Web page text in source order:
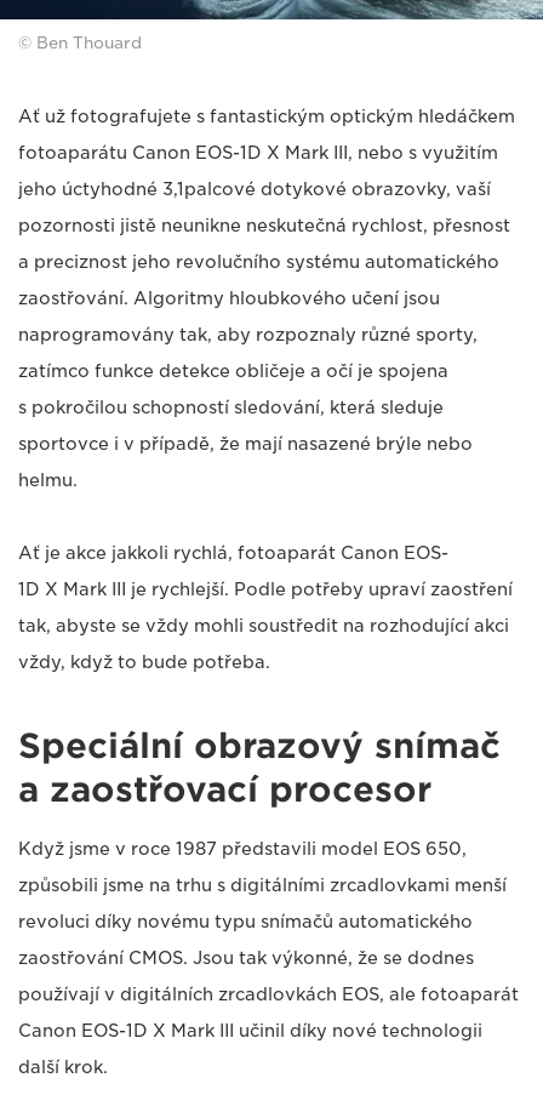
© Ben Thouard
Ať už fotografujete s fantastickým optickým hledáčkem
fotoaparátu Canon EOS-1D X Mark III, nebo s využitím
jeho úctyhodné 3,1palcové dotykové obrazovky, vaší
pozornosti jistě neunikne neskutečná rychlost, přesnost
a preciznost jeho revolučního systému automatického
zaostřování. Algoritmy hloubkového učení jsou
naprogramovány tak, aby rozpoznaly různé sporty,
zatímco funkce detekce obličeje a očí je spojena
s pokročilou schopností sledování, která sleduje
sportovce i v případě, že mají nasazené brýle nebo
helmu.
Ať je akce jakkoli rychlá, fotoaparát Canon EOS-
1D X Mark III je rychlejší. Podle potřeby upraví zaostření
tak, abyste se vždy mohli soustředit na rozhodující akci
vždy, když to bude potřeba.
Speciální obrazový snímač
a zaostřovací procesor
Když jsme v roce 1987 představili model EOS 650,
způsobili jsme na trhu s digitálními zrcadlovkami menší
revoluci díky novému typu snímačů automatického
zaostřování CMOS. Jsou tak výkonné, že se dodnes
používají v digitálních zrcadlovkách EOS, ale fotoaparát
Canon EOS-1D X Mark III učinil díky nové technologii
další krok.